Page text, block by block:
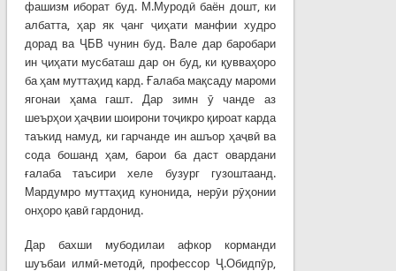
фашизм иборат буд. М.Муродӣ баён дошт, ки
албатта, ҳар як ҷанг ҷиҳати манфии худро
дорад ва ҶБВ чунин буд. Вале дар баробари
ин ҷиҳати мусбаташ дар он буд, ки қувваҳоро
ба ҳам муттаҳид кард. Ғалаба мақсаду мароми
ягонаи ҳама гашт. Дар зимн ӯ чанде аз
шеърҳои ҳаҷвии шоирони тоҷикро қироат карда
таъкид намуд, ки гарчанде ин ашъор ҳаҷвӣ ва
сода бошанд ҳам, барои ба даст овардани
ғалаба таъсири хеле бузург гузоштаанд.
Мардумро муттаҳид кунонида, нерӯи рӯҳонии
онҳоро қавӣ гардонид.
Дар бахши мубодилаи афкор корманди
шуъбаи илмӣ-методӣ, профессор Ҷ.Обидпӯр,